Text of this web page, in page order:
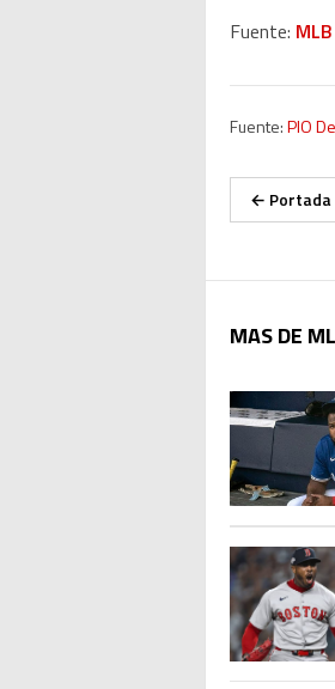
Fuente: MLB
Fuente:PIO
← Portada
MAS DE